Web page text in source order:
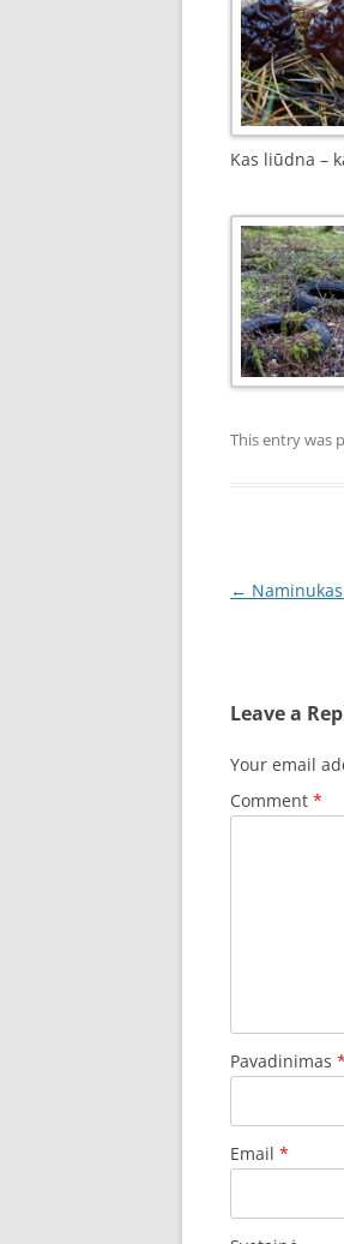
Kas liūdna –
This entry was
Post
←
Leave a
Your email
Comment *
Pavadinimas *
Email *